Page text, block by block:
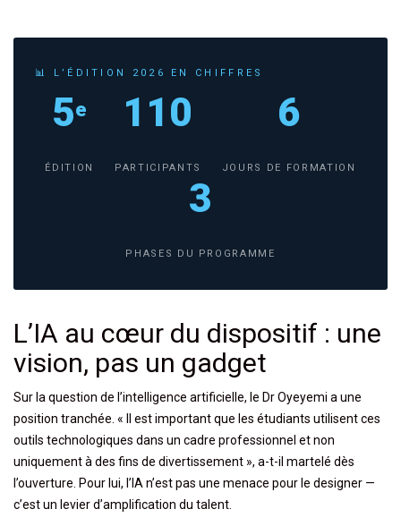
📊 L’ÉDITION 2026 EN CHIFFRES
5e
ÉDITION
110
PARTICIPANTS
6
JOURS DE FORMATION
3
PHASES DU PROGRAMME
L’IA au cœur du dispositif : une
vision, pas un gadget
Sur la question de l’intelligence artificielle, le Dr Oyeyemi a une
position tranchée. « Il est important que les étudiants utilisent ces
outils technologiques dans un cadre professionnel et non
uniquement à des fins de divertissement », a-t-il martelé dès
l’ouverture. Pour lui, l’IA n’est pas une menace pour le designer —
c’est un levier d’amplification du talent.